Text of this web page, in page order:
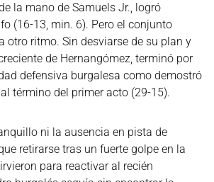
la mano de Samuels Jr., logró
(16-13, min. 6). Pero el conjunto
otro ritmo. Sin desviarse de su plan y
de Hernangómez, terminó por
defensiva burgalesa como demostró
término del primer acto (29-15).
ni la ausencia en pista de
retirarse tras un fuerte golpe en la
para reactivar al recién